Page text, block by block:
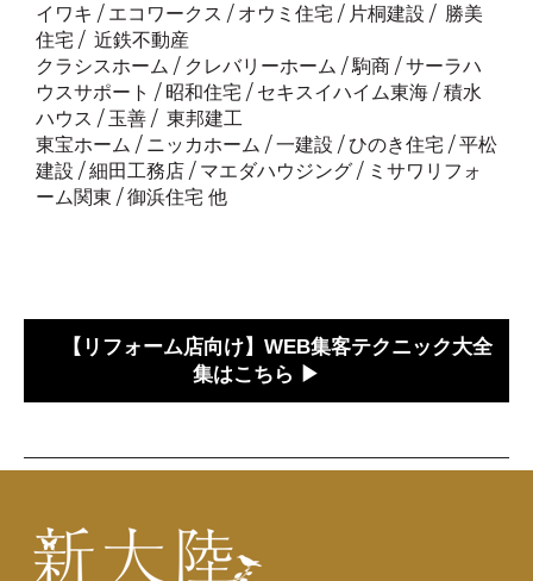
イワキ / エコワークス / オウミ住宅 / 片桐建設 / 勝美
住宅 / 近鉄不動産
クラシスホーム / クレバリーホーム / 駒商 / サーラハ
ウスサポート / 昭和住宅 / セキスイハイム東海 / 積水
ハウス / 玉善 / 東邦建工
東宝ホーム / ニッカホーム / 一建設 / ひのき住宅 / 平松
建設 / 細田工務店 / マエダハウジング / ミサワリフォ
ーム関東 / 御浜住宅 他
【リフォーム店向け】WEB集客テクニック大全
集はこちら ▶︎